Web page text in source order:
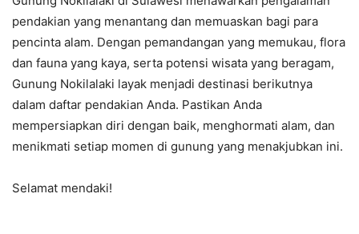
pendakian yang menantang dan memuaskan bagi para
pencinta alam. Dengan pemandangan yang memukau, flora
dan fauna yang kaya, serta potensi wisata yang beragam,
Gunung Nokilalaki layak menjadi destinasi berikutnya
dalam daftar pendakian Anda. Pastikan Anda
mempersiapkan diri dengan baik, menghormati alam, dan
menikmati setiap momen di gunung yang menakjubkan ini.
Selamat mendaki!